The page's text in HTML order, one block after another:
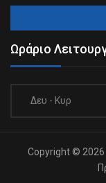
Ωράριο
Δευ - Κυρ
Copyright © 2026